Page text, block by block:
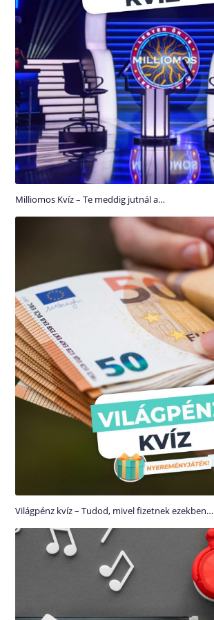
Milliomos Kvíz – Te meddig jutnál a…
Világpénz kvíz – Tudod, mivel fizetnek ezekben…